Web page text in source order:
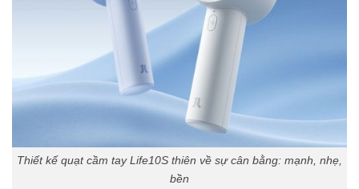
Thiết kế quạt cầm tay Life10S thiên về sự cân bằng: mạnh, nhẹ,
bền